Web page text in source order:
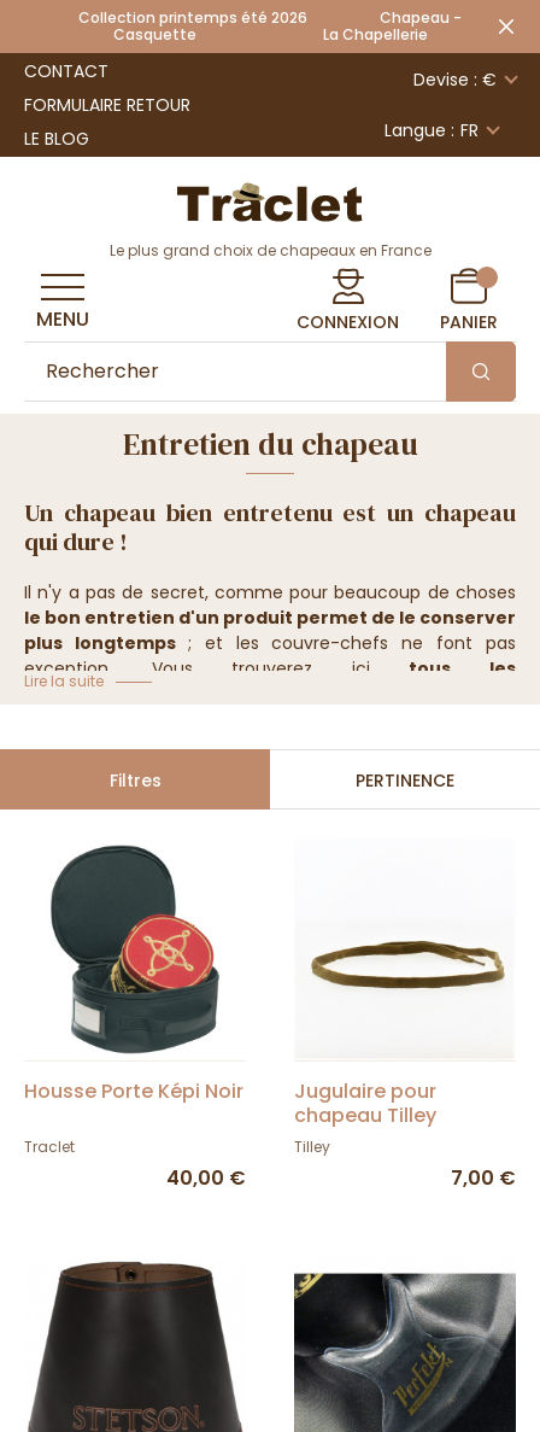
Collection printemps été 2026 Chapeau -
Casquette La Chapellerie
CONTACT
FORMULAIRE RETOUR
LE BLOG
Devise : €
Langue : FR
Le plus grand choix de chapeaux en France
CONNEXION PANIER
MENU
Entretien du chapeau
Un chapeau bien entretenu est un chapeau
qui dure !
Il n'y a pas de secret, comme pour beaucoup de choses
le bon entretien d'un produit permet de le conserver
plus longtemps ; et les couvre-chefs ne font pas
exception. Vous trouverez ici tous les
accessoires
longtemps.Dans cette catégorie vous trouverez des
, des
produits adaptés à
Lire la suite
Filtres PERTINENCE
Housse Porte Képi Noir
Traclet
40,00 €
Jugulaire pour
chapeau Tilley
Tilley
7,00 €